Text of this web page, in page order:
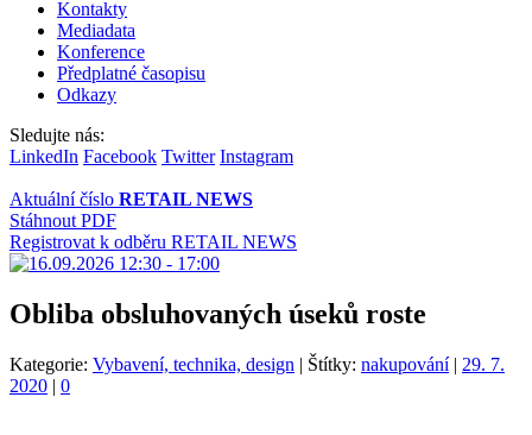
Kontakty
Mediadata
Konference
Předplatné časopisu
Odkazy
Sledujte nás:
LinkedIn Facebook Twitter Instagram
Aktuální číslo RETAIL NEWS
Stáhnout PDF
Registrovat k odběru RETAIL NEWS
Obliba obsluhovaných úseků roste
Kategorie: Vybavení, technika, design | Štítky: nakupování | 29. 7.
2020 | 0